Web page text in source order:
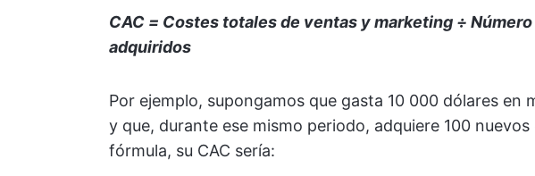
CAC = Costes totales de ventas y marketing ÷
adquiridos
Por ejemplo, supongamos que gasta 10 000 dólares en
y que, durante ese mismo periodo, adquiere 100
fórmula, su CAC sería: